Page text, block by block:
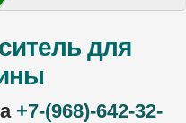
для
+7-(968)-642-32-